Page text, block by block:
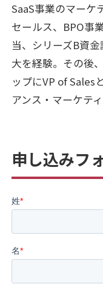
SaaS事業のマーケ
セールス、BPO事
当、シリーズB資
大を経験。その後
ップにVP of Sales
アンス・マーケテ
申し込みフ